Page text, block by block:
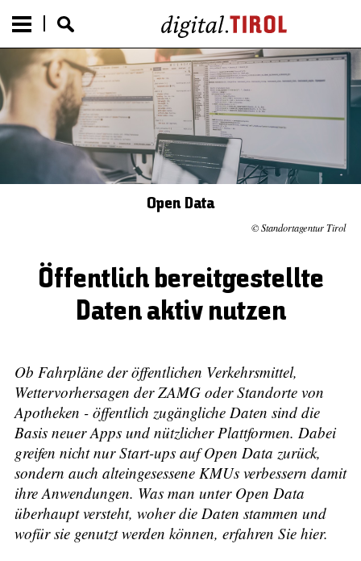
Open Data
© Standortagentur Tirol
Öffentlich bereitgestellte
Daten aktiv nutzen
Ob Fahrpläne der öffentlichen Verkehrsmittel,
Wettervorhersagen der ZAMG oder Standorte von
Apotheken - öffentlich zugängliche Daten sind die
Basis neuer Apps und nützlicher Plattformen. Dabei
greifen nicht nur Start-ups auf Open Data zurück,
sondern auch alteingesessene KMUs verbessern damit
ihre Anwendungen. Was man unter Open Data
überhaupt versteht, woher die Daten stammen und
wofür sie genutzt werden können, erfahren Sie hier.